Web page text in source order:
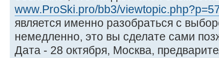
www.ProSki.pro/bb3/
является именно разобраться с
немедленно, это вы сделате сами
Дата - 28 октября, Москва,